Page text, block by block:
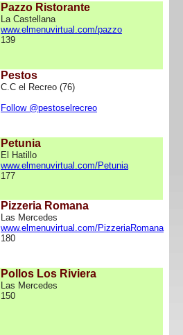
Pazzo Ristorante
La Castellana
www.elmenuvirtual.com/pazzo
139
Pestos
C.C el Recreo (76)
Follow @pestoselrecreo
Petunia
El Hatillo
www.elmenuvirtual.com/Petunia
177
Pizzeria Romana
Las Mercedes
www.elmenuvirtual.com/PizzeriaRomana
180
Pollos Los Riviera
Las Mercedes
150